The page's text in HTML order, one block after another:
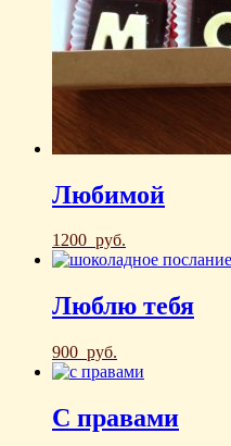
Любимой
1200 руб.
Люблю тебя
900 руб.
С правами